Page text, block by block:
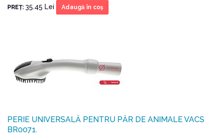
PREŢ: 35.45 Lei Adaugă în coş
PERIE UNIVERSALĂ PENTRU PĂR DE ANIMALE VACS
BR0071.